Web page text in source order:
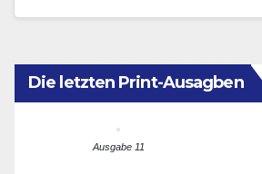
Die letzten Print-Ausagben
Ausgabe 11